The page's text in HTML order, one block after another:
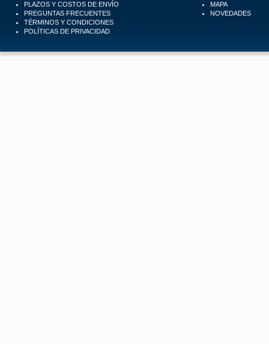
PLAZOS Y COSTOS DE ENVÍO
PREGUNTAS FRECUENTES
TÉRMINOS Y CONDICIONES
POLÍTICAS DE PRIVACIDAD
MAPA
NOVEDADES